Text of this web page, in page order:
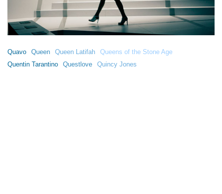
Quavo Queen Queen Latifah
Queens of the Stone Age
Quentin Tarantino
Questlove Quincy Jones